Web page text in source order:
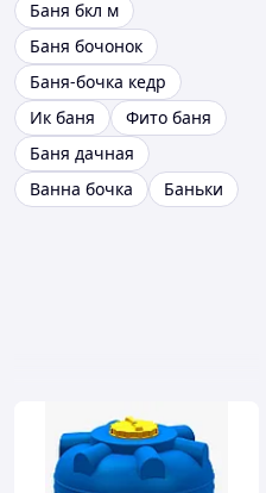
Баня бкл м
Баня бочонок
Баня-бочка кедр
Ик баня
Фито баня
Баня дачная
Ванна бочка
Баньки